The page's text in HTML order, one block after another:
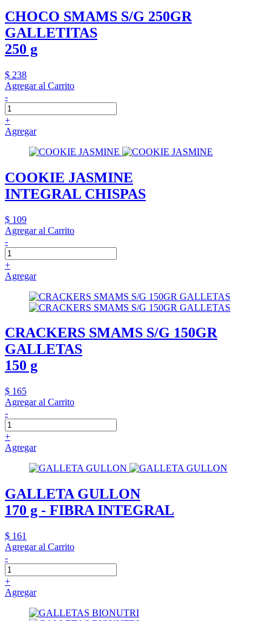
CHOCO SMAMS S/G 250GR
GALLETITAS
250 g
$ 238
Agregar al Carrito
-
+
Agregar
COOKIE JASMINE
INTEGRAL CHISPAS
$ 109
Agregar al Carrito
-
+
Agregar
CRACKERS SMAMS S/G 150GR
GALLETAS
150 g
$ 165
Agregar al Carrito
-
+
Agregar
GALLETA GULLON
170 g - FIBRA INTEGRAL
$ 161
Agregar al Carrito
-
+
Agregar